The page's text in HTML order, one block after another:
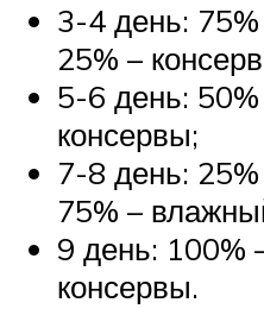
3-4 день:
25% –
5-6 день:
консервы;
7-8 день:
75% –
9 день: 100%
консервы.